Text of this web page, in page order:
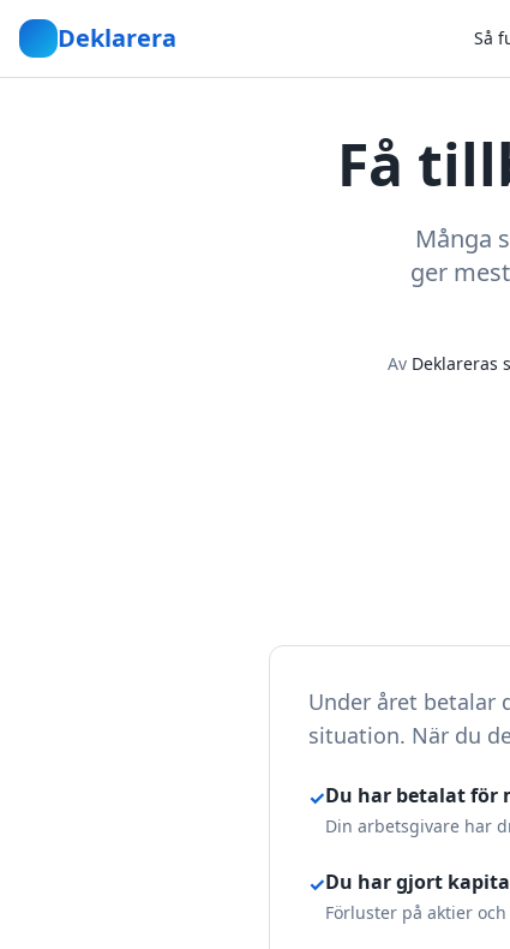
Deklarera Så
Få
Många
ger
Av Deklareras
Under året betalar
situation. När du
✓Du har betalat för
Din arbetsgivare har
✓Du har gjort
Förluster på aktier